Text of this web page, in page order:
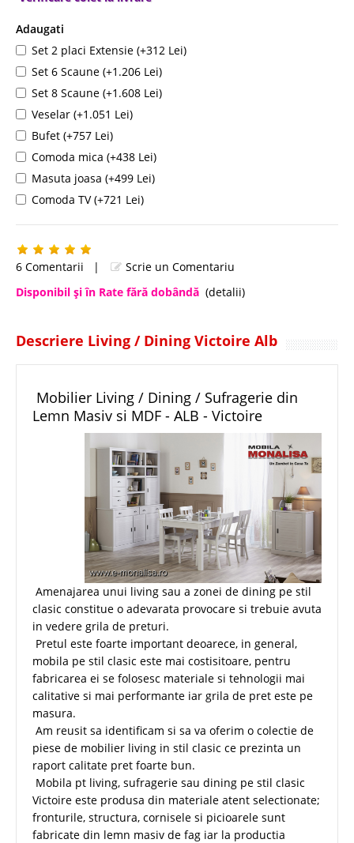
Adaugati
Set 2 placi Extensie (+312 Lei)
Set 6 Scaune (+1.206 Lei)
Set 8 Scaune (+1.608 Lei)
Veselar (+1.051 Lei)
Bufet (+757 Lei)
Comoda mica (+438 Lei)
Masuta joasa (+499 Lei)
Comoda TV (+721 Lei)
6 Comentarii |
Scrie un Comentariu
Disponibil şi în Rate fără dobândă (detalii)
Descriere Living / Dining Victoire Alb
Mobilier Living / Dining / Sufragerie din
Lemn Masiv si MDF - ALB - Victoire
Amenajarea unui living sau a zonei de dining pe stil
clasic constitue o adevarata provocare si trebuie avuta
in vedere grila de preturi.
Pretul este foarte important deoarece, in general,
mobila pe stil clasic este mai costisitoare, pentru
fabricarea ei se folosesc materiale si tehnologii mai
calitative si mai performante iar grila de pret este pe
masura.
Am reusit sa identificam si sa va oferim o colectie de
piese de mobilier living in stil clasic ce prezinta un
raport calitate pret foarte bun.
Mobila pt living, sufragerie sau dining pe stil clasic
Victoire este produsa din materiale atent selectionate;
fronturile, structura, cornisele si picioarele sunt
fabricate din lemn masiv de fag iar la productia